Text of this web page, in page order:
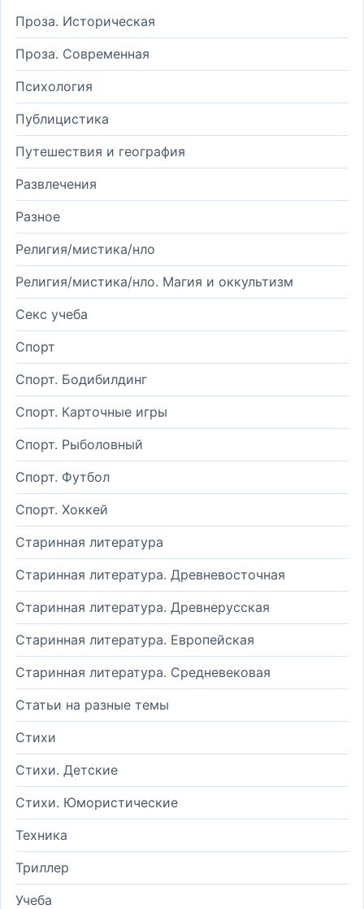
Проза. Историческая
Проза. Современная
Психология
Публицистика
Путешествия и география
Развлечения
Разное
Религия/мистика/нло
Религия/мистика/нло. Магия и оккультизм
Секс учеба
Спорт
Спорт. Бодибилдинг
Спорт. Карточные игры
Спорт. Рыболовный
Спорт. Футбол
Спорт. Хоккей
Старинная литература
Старинная литература. Древневосточная
Старинная литература. Древнерусская
Старинная литература. Европейская
Старинная литература. Средневековая
Статьи на разные темы
Стихи
Стихи. Детские
Стихи. Юмористические
Техника
Триллер
Учеба